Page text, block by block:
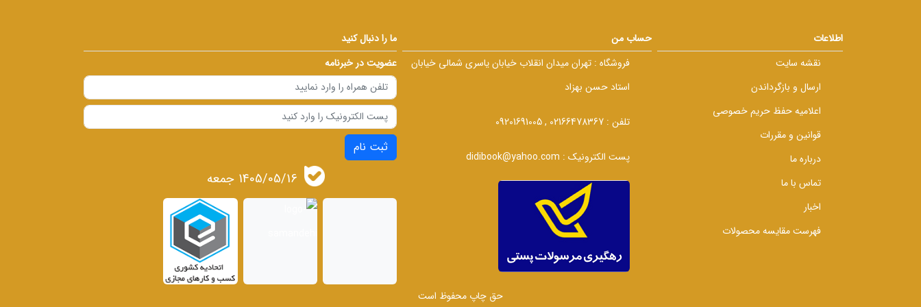
اطلاعات
نقشه سایت
ارسال و بازگرداندن
اعلامیه حفظ حریم خصوصی
قوانین و مقررات
درباره ما
تماس با ما
اخبار
فهرست مقایسه محصولات
حساب من
فروشگاه : تهران میدان انقلاب خیابان یاسری شمالی خیابان
استاد حسن بهزاد
تلفن : 02166478367 , 09201691005
پست الکترونیک : didibook@yahoo.com
ما را دنبال کنید
عضویت در خبرنامه
ثبت نام
1405/05/16 جمعه
حق چاپ محفوظ است